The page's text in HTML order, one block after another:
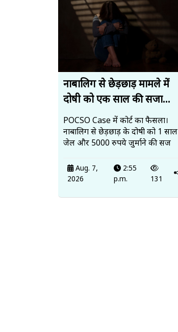
नाबालिग से छेड़छाड़ मामले में
दोषी को एक साल की सजा...
POCSO Case में कोर्ट का फैसला।
नाबालिग से छेड़छाड़ के दोषी को 1 साल
जेल और 5000 रुपये जुर्माने की सज
Aug. 7,
2026
2:55
p.m.
131